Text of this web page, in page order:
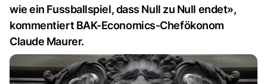
wie ein Fussballspiel, dass Null zu Null endet»,
kommentiert BAK-Economics-Chefökonom
Claude Maurer.